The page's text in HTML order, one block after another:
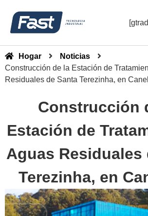
Hogar
Noticias
Construcción de la Estación de
Residuales de Santa Terezinha, en
Construcción
Estación de
Aguas Residuales
Terezinha, en